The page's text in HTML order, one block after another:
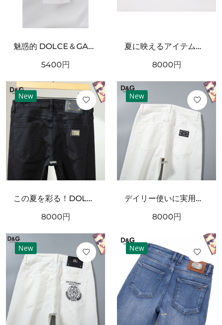
魅惑的 DOLCE＆GABBANA ドルチェ＆ガッバーナ コピー 半袖Tシャツ 存在感抜群
5400円
夏に映えるアイテム！DOLCE＆GABBANA ドルチェ＆ガッバーナ コピー ジーパン 秋冬マストアイテム
8000円
New
この夏を彩る！DOLCE＆GABBANA ドルチェ＆ガッバーナ コピー ジーパン 引き続き注目のスタイル
8000円
New
デイリー使いに実用性抜群！DOLCE＆GABBANA ドルチェ＆ガッバーナ コピー ジーパン スタイリッシュなスタイル
8000円
New New